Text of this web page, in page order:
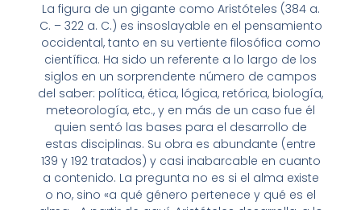
La figura de un gigante como Aristóteles (384 a.
C. – 322 a. C.) es insoslayable en el pensamiento
occidental, tanto en su vertiente filosófica como
científica. Ha sido un referente a lo largo de los
siglos en un sorprendente número de campos
del saber: política, ética, lógica, retórica, biología,
meteorología, etc., y en más de un caso fue él
quien sentó las bases para el desarrollo de
estas disciplinas. Su obra es abundante (entre
139 y 192 tratados) y casi inabarcable en cuanto
a contenido. La pregunta no es si el alma existe
o no, sino «a qué género pertenece y qué es el